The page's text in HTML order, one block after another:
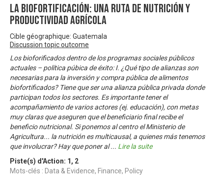
La biofortificación: una ruta de nutrición y
productividad agrícola
Cible géographique: Guatemala
Discussion topic outcome
Los bioforificados dentro de los programas sociales públicos
actuales – política púbica de éxito: I. ¿Qué tipo de alianzas son
necesarias para la inversión y compra pública de alimentos
biofortificados? Tiene que ser una alianza pública privada donde
participan todos los sectores. Es importante tener el
acompañamiento de varios actores (ej. educación), con metas
muy claras que aseguren que el beneficiario final recibe el
beneficio nutricional. Si ponemos al centro el Ministerio de
Agricultura... la nutrición es multicausal, a quienes más tenemos
que involucrar? Hay que poner al... Lire la suite
Piste(s) d'Action: 1 , 2
Mots-clés : Data & Evidence, Finance, Policy